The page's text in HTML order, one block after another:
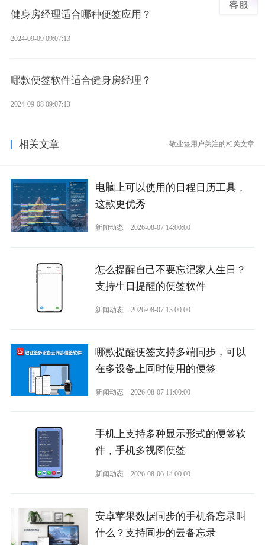
健身房经理适合哪种便签应用？
2024-09-09 09:07:13
哪款便签软件适合健身房经理？
2024-09-08 09:07:13
相关文章 敬业签用户关注的相关文章
电脑上可以使用的日程日历工具，
这款更优秀
新闻动态 2026-08-07 14:00:00
怎么提醒自己不要忘记家人生日？
支持生日提醒的便签软件
新闻动态 2026-08-07 13:00:00
哪款提醒便签支持多端同步，可以
在多设备上同时使用的便签
新闻动态 2026-08-07 11:00:00
手机上支持多种显示形式的便签软
件，手机多视图便签
新闻动态 2026-08-06 14:00:00
安卓苹果数据同步的手机备忘录叫
什么？支持同步的云备忘录